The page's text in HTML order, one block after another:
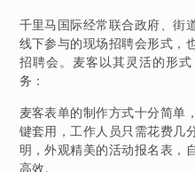
千里马国际经常联合政府、街
线下参与的现场招聘会形式，
招聘会。麦客以其灵活的形
务：
麦客表单的制作方式十分简单
键套用，工作人员只需花费几
明，外观精美的活动报名表，
高效。